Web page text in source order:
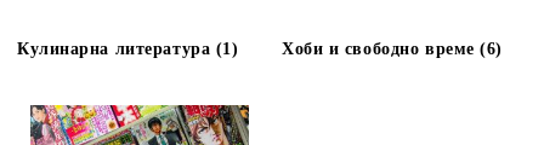
Кулинарна литература (1) Хоби и свободно време (6)